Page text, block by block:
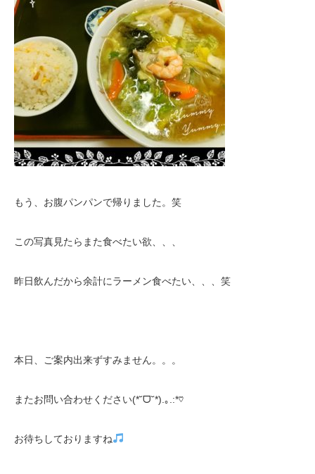
もう、お腹パンパンで帰りました。笑
この写真見たらまた食べたい欲、、、
昨日飲んだから余計にラーメン食べたい、、、笑
本日、ご案内出来ずすみません。。。
またお問い合わせください(*˘ᗜ˘*).｡.:*♡
お待ちしておりますね